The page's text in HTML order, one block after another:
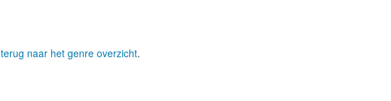
terug naar het genre overzicht.